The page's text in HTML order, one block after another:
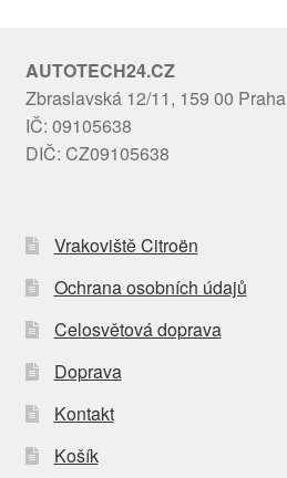
AUTOTECH24.CZ
Zbraslavská 12/11, 159 00 Praha
IČ: 09105638
DIČ: CZ09105638
Vrakoviště Citroën
Ochrana osobních údajů
Celosvětová doprava
Doprava
Kontakt
Košík